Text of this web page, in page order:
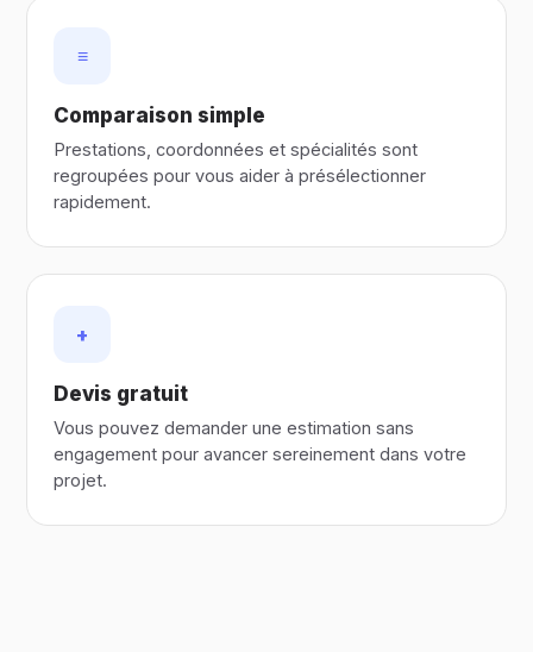
≡
Comparaison simple
Prestations, coordonnées et spécialités sont
regroupées pour vous aider à présélectionner
rapidement.
+
Devis gratuit
Vous pouvez demander une estimation sans
engagement pour avancer sereinement dans votre
projet.